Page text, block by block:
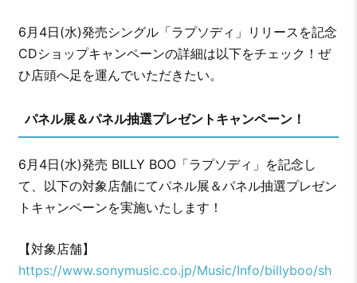
6月4日(水)発売シングル「ラプソディ」リリースを記念
CDショップキャンペーンの詳細は以下をチェック！ぜ
ひ店頭へ足を運んでいただきたい。
パネル展＆パネル抽選プレゼントキャンペーン！
6月4日(水)発売 BILLY BOO「ラプソディ」を記念し
て、以下の対象店舗にてパネル展＆パネル抽選プレゼン
トキャンペーンを実施いたします！
【対象店舗】
https://www.sonymusic.co.jp/Music/Info/billyboo/sh